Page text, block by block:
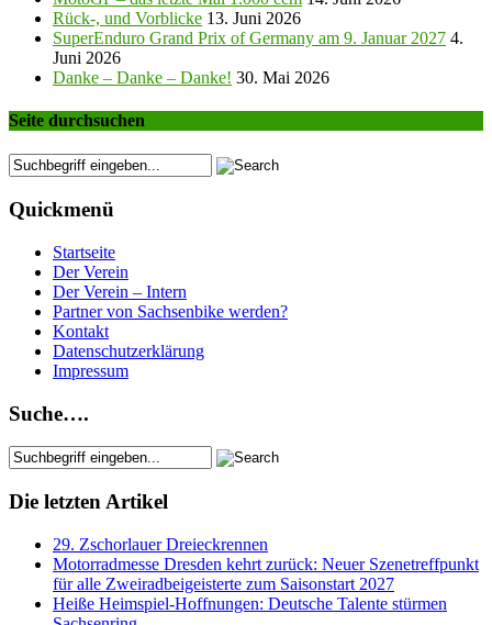
Rück-, und Vorblicke 13. Juni 2026
SuperEnduro Grand Prix of Germany am 9. Januar 2027 4.
Juni 2026
Danke – Danke – Danke! 30. Mai 2026
Seite durchsuchen
Quickmenü
Startseite
Der Verein
Der Verein – Intern
Partner von Sachsenbike werden?
Kontakt
Datenschutzerklärung
Impressum
Suche….
Die letzten Artikel
29. Zschorlauer Dreieckrennen
Motorradmesse Dresden kehrt zurück: Neuer Szenetreffpunkt
für alle Zweiradbeigeisterte zum Saisonstart 2027
Heiße Heimspiel-Hoffnungen: Deutsche Talente stürmen